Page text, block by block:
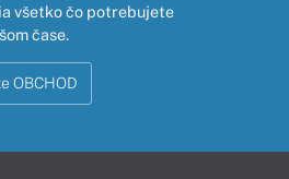
všetko čo potrebujete
čase.
OBCHOD